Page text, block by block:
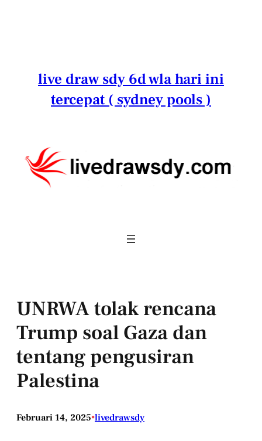
live draw sdy 6d wla hari ini
tercepat ( sydney pools )
UNRWA tolak rencana
Trump soal Gaza dan
tentang pengusiran
Palestina
Februari 14, 2025•livedrawsdy